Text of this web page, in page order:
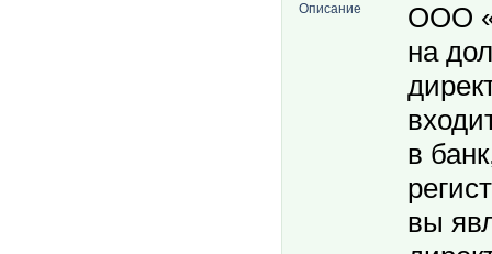
Описание
ООО
на
в
вы